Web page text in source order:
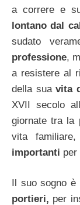
a correre e
lontano dal
sudato
professione,
a resistere al
della suavita
XVII secolo
giornate tra la
vita
importanti per
Il suo sogno è
portieri, per